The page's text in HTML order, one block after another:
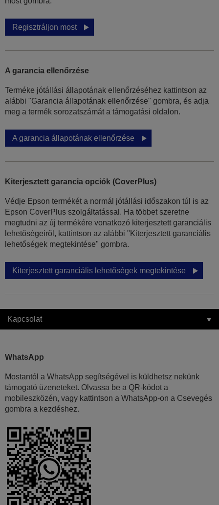
Regisztráljon most
A garancia ellenőrzése
Terméke jótállási állapotának ellenőrzéséhez kattintson az
alábbi "Garancia állapotának ellenőrzése" gombra, és adja
meg a termék sorozatszámát a támogatási oldalon.
A garancia állapotának ellenőrzése
Kiterjesztett garancia opciók (CoverPlus)
Védje Epson termékét a normál jótállási időszakon túl is az
Epson CoverPlus szolgáltatással. Ha többet szeretne
megtudni az új termékére vonatkozó kiterjesztett garanciális
lehetőségeiről, kattintson az alábbi "Kiterjesztett garanciális
lehetőségek megtekintése" gombra.
Kiterjesztett garanciális lehetőségek megtekintése
Kapcsolat
WhatsApp
Mostantól a WhatsApp segítségével is küldhetsz nekünk
támogató üzeneteket. Olvassa be a QR-kódot a
mobileszközén, vagy kattintson a WhatsApp-on a Csevegés
gombra a kezdéshez.